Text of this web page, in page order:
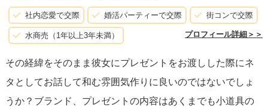
社内恋愛で交際 婚活パーティーで交際 街コンで交際
水商売（1年以上3年未満） プロフィール詳細＞＞
その経緯をそのまま彼女にプレゼントをお渡しした際にネ
タとしてお話して和む雰囲気作りに良いのではないでしょ
うか？ブランド、プレゼントの内容はあくまでも小道具の